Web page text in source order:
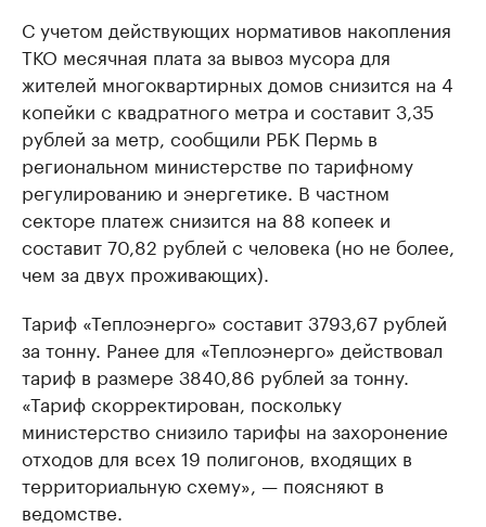
С учетом действующих нормативов накопления
ТКО месячная плата за вывоз мусора для
жителей многоквартирных домов снизится на 4
копейки с квадратного метра и составит 3,35
рублей за метр, сообщили РБК Пермь в
региональном министерстве по тарифному
регулированию и энергетике. В частном
секторе платеж снизится на 88 копеек и
составит 70,82 рублей с человека (но не более,
чем за двух проживающих).
Тариф «Теплоэнерго» составит 3793,67 рублей
за тонну. Ранее для «Теплоэнерго» действовал
тариф в размере 3840,86 рублей за тонну.
«Тариф скорректирован, поскольку
министерство снизило тарифы на захоронение
отходов для всех 19 полигонов, входящих в
территориальную схему», — поясняют в
ведомстве.